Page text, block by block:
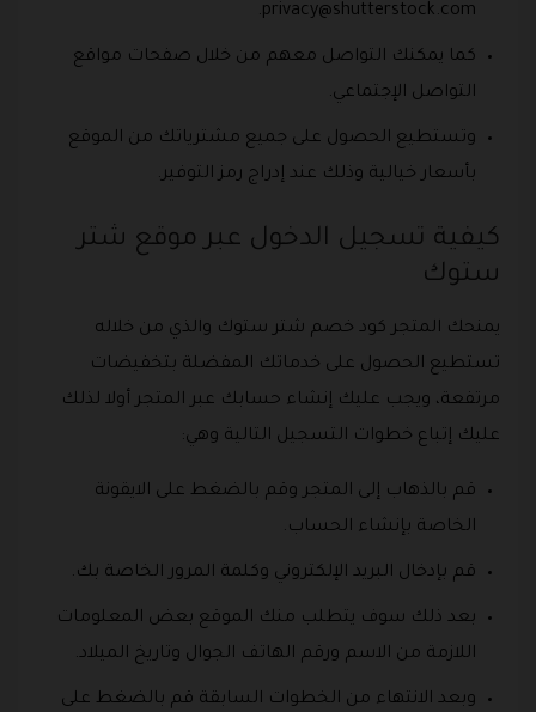
privacy@shutterstock.com
.
كما يمكنك التواصل معهم من خلال صفحات مواقع
التواصل الإجتماعي.
وتستطيع الحصول على جميع مشترياتك من الموقع
بأسعار خيالية وذلك عند إدراج رمز التوفير.
كيفية تسجيل الدخول عبر موقع شتر
ستوك
يمنحك المتجر كود خصم شتر ستوك والذي من خلاله
تستطيع الحصول على خدماتك المفضلة بتخفيضات
مرتفعة، ويجب عليك إنشاء حسابك عبر المتجر أولا لذلك
عليك إتباع خطوات التسجيل التالية وهي:
قم بالذهاب إلى المتجر وقم بالضغط على الايقونة
الخاصة بإنشاء الحساب.
قم بإدخال البريد الإلكتروني وكلمة المرور الخاصة بك.
بعد ذلك سوف يتطلب منك الموقع بعض المعلومات
اللازمة من الاسم ورقم الهاتف الجوال وتاريخ الميلاد.
وبعد الانتهاء من الخطوات السابقة قم بالضغط على